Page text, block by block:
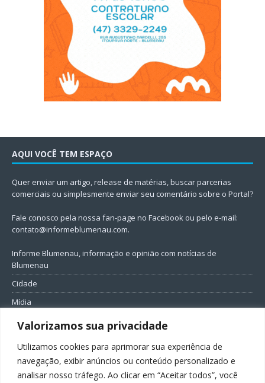
Valorizamos sua privacidade
Utilizamos cookies para aprimorar sua experiência de
navegação, exibir anúncios ou conteúdo personalizado e
analisar nosso tráfego. Ao clicar em “Aceitar todos”, você
AQUI VOCÊ TEM ESPAÇO
Quer enviar um artigo, release de matérias, buscar parcerias
comerciais ou simplesmente enviar seu comentário sobre o Portal?
Fale conosco pela nossa fan-page no Facebook ou pelo e-mail:
contato@informeblumenau.com.
Informe Blumenau, informação e opinião com notícias de
Blumenau
Cidade
Mídia
Entretenimento
Política